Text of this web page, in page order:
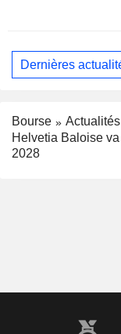
Dernières
Bourse
Helvetia Baloise
2028